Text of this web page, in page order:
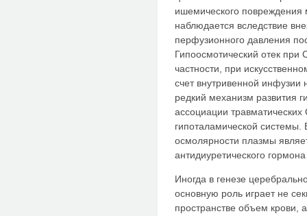
ишемического повреждения
наблюдается вследствие
перфузионного давления
Гипоосмотический отек при
частности, при
счет внутривенной инфузии
редкий механизм развития
ассоциации
гипоталамической системы.
осмолярности плазмы
антидиуретического
Иногда в генезе
основную роль играет не
пространстве объем крови,